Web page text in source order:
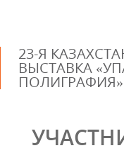
23-Я
ВЫСТАВКА
ПОЛИГРАФИЯ»